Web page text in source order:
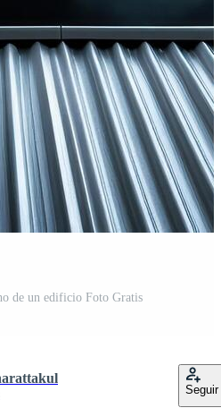
de un edificio Foto Gratis
Seguir